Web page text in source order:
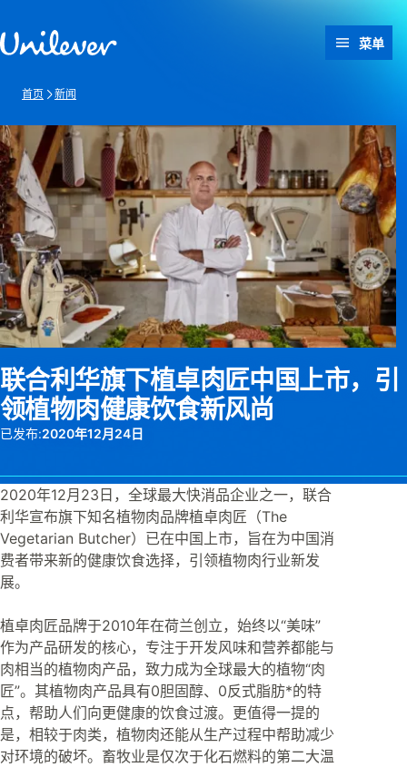
菜单
首页 新闻
联合利华旗下植卓肉匠中国上市，引
领植物肉健康饮食新风尚
已发布:2020年12月24日
2020年12月23日，全球最大快消品企业之一，联合
利华宣布旗下知名植物肉品牌植卓肉匠（The
Vegetarian Butcher）已在中国上市，旨在为中国消
费者带来新的健康饮食选择，引领植物肉行业新发
展。
植卓肉匠品牌于2010年在荷兰创立，始终以“美味”
作为产品研发的核心，专注于开发风味和营养都能与
肉相当的植物肉产品，致力成为全球最大的植物“肉
匠”。其植物肉产品具有0胆固醇、0反式脂肪*的特
点，帮助人们向更健康的饮食过渡。更值得一提的
是，相较于肉类，植物肉还能从生产过程中帮助减少
对环境的破坏。畜牧业是仅次于化石燃料的第二大温